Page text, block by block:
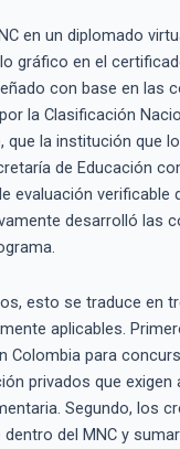
en un diplomado
gráfico en el
con base en las
la Clasificación
que la institución que
de Educación
evaluación verificable
desarrolló las
esto se traduce en
aplicables.
Colombia para
privados que exigen
Segundo, los
del MNC y